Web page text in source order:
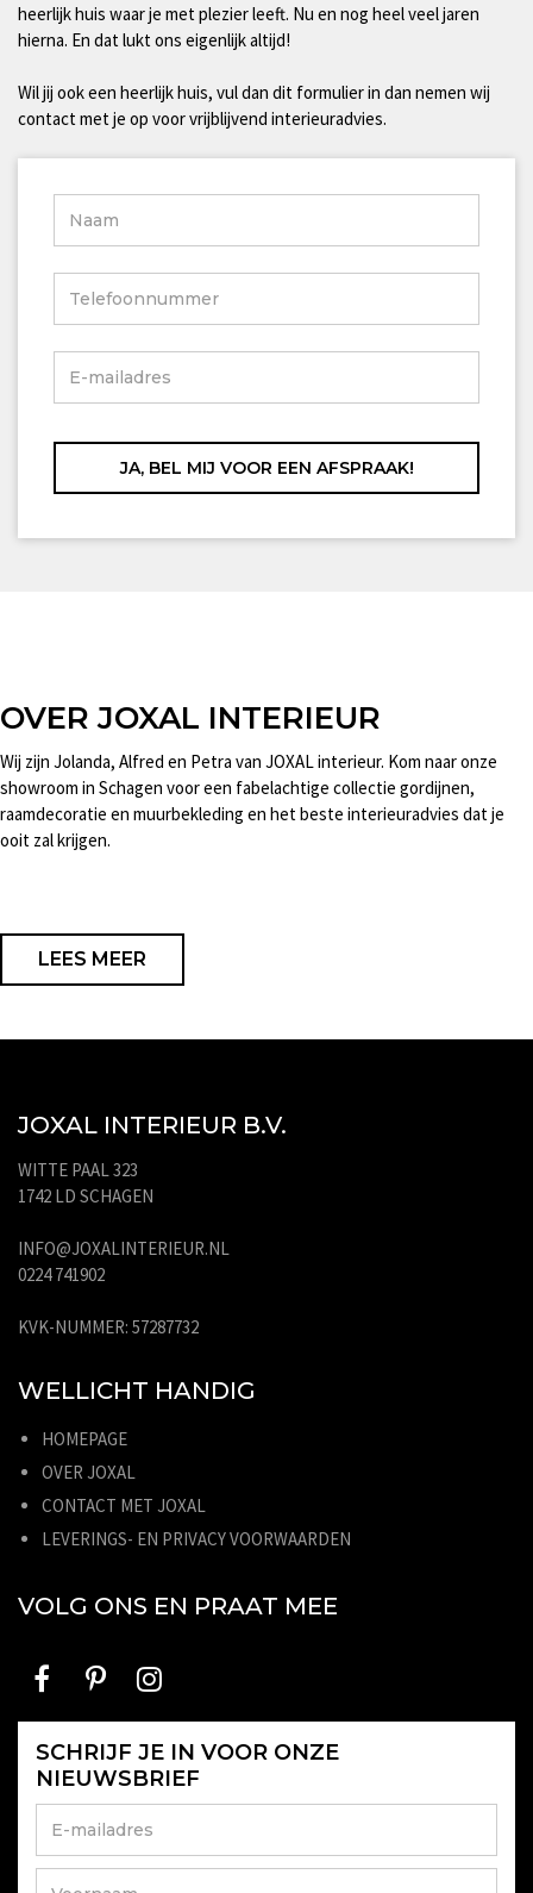
heerlijk huis waar je met plezier leeft. Nu en nog heel veel jaren
hierna. En dat lukt ons eigenlijk altijd!
Wil jij ook een heerlijk huis, vul dan dit formulier in dan nemen wij
contact met je op voor vrijblijvend interieuradvies.
OVER JOXAL INTERIEUR
Wij zijn Jolanda, Alfred en Petra van JOXAL interieur. Kom naar onze
showroom in Schagen voor een fabelachtige collectie gordijnen,
raamdecoratie en muurbekleding en het beste interieuradvies dat je
ooit zal krijgen.
LEES MEER
JOXAL INTERIEUR B.V.
WITTE PAAL 323
1742 LD SCHAGEN
INFO@JOXALINTERIEUR.NL
0224 741902
KVK-NUMMER: 57287732
WELLICHT HANDIG
HOMEPAGE
OVER JOXAL
CONTACT MET JOXAL
LEVERINGS- EN PRIVACY VOORWAARDEN
VOLG ONS EN PRAAT MEE
SCHRIJF JE IN VOOR ONZE
NIEUWSBRIEF